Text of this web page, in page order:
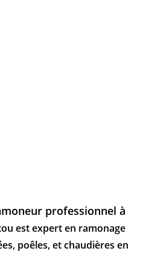
professionnel à
est expert en ramonage
poêles, et chaudières en